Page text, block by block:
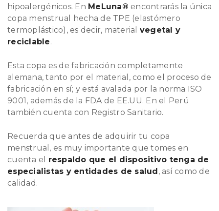
hipoalergénicos. En MeLuna® encontrarás la única
copa menstrual hecha de TPE (elastómero
termoplástico), es decir, material vegetal y
reciclable.
Esta copa es de fabricación completamente
alemana, tanto por el material, como el proceso de
fabricación en sí; y está avalada por la norma ISO
9001, además de la FDA de EE.UU. En el Perú
también cuenta con Registro Sanitario.
Recuerda que antes de adquirir tu copa
menstrual, es muy importante que tomes en
cuenta el respaldo que el dispositivo tenga de
especialistas y entidades de salud, así como de
calidad.